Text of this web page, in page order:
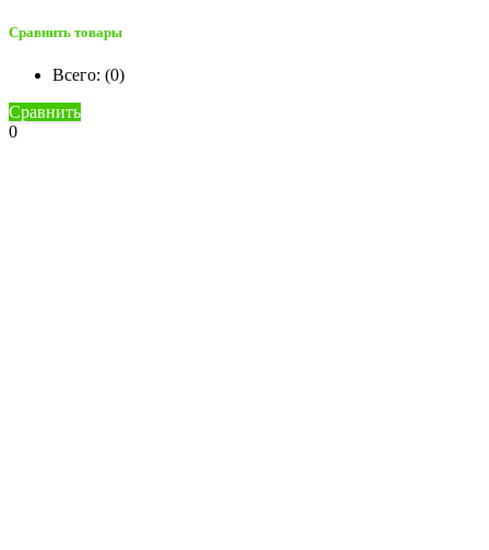
Сравнить товары
Всего: (0)
Сравнить
0